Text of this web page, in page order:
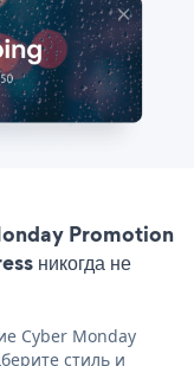
Promotion
никогда не
Cyber Monday
стиль и